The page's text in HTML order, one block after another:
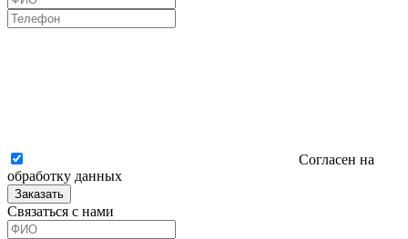
Согласен на
обработку данных
Заказать
Связаться с нами